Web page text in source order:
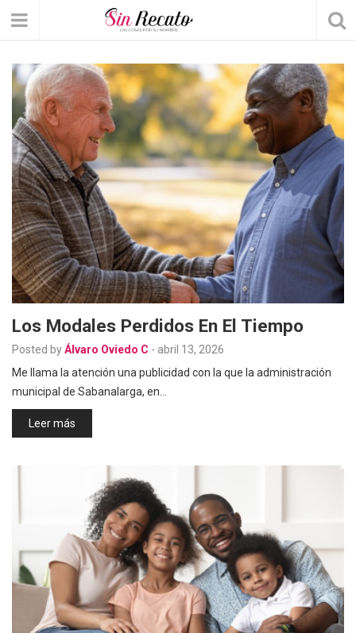
Los Modales Perdidos En El Tiempo
Posted byÁlvaro Oviedo C - abril 13, 2026
Me llama la atención una publicidad con la que la administración
municipal de Sabanalarga, en…
Leer más